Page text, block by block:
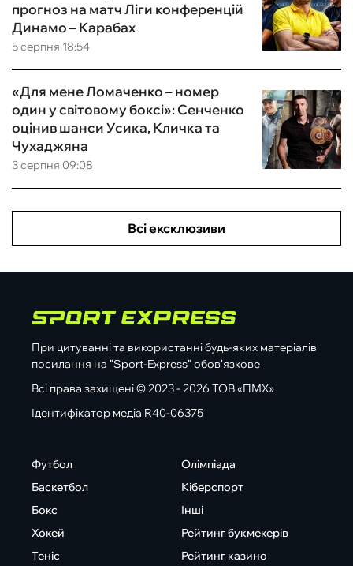
5 серпня 18:54
прогноз на матч Ліги конференцій
Динамо – Карабах
3 серпня 09:08
«Для мене Ломаченко – номер
один у світовому боксі»: Сенченко
оцінив шанси Усика, Кличка та
Чухаджяна
Всі ексклюзиви
При цитуванні та використанні будь-яких матеріалів
посилання на "Sport-Express" обов'язкове
Всі права захищені © 2023 - 2026 ТОВ «ПМХ»
Ідентифікатор медіа R40-06375
Футбол
Баскетбол
Бокс
Хокей
Теніс
Олімпіада
Кіберспорт
Інші
Рейтинг букмекерів
Рейтинг казино